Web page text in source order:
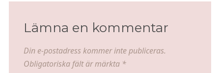
Lämna en kommentar
Din e-postadress kommer inte publiceras.
Obligatoriska fält är märkta *